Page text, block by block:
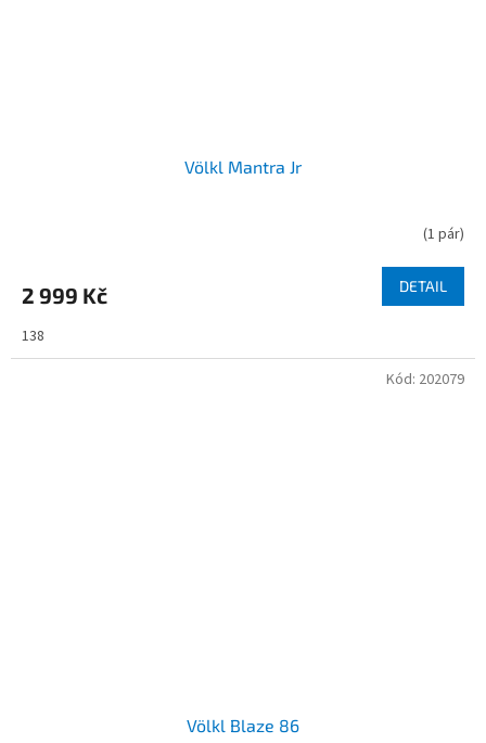
Völkl Mantra Jr
(1 pár)
2 999 Kč DETAIL
138
Völkl Blaze 86
Kód: 202079